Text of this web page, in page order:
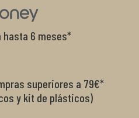
hasta 6 meses*
superiores a 79€*
y kit de plásticos)